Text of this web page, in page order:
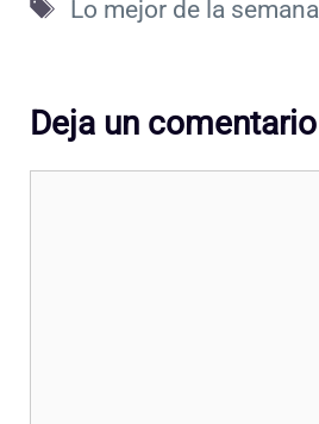
Lo mejor de la semana
Deja un comentario